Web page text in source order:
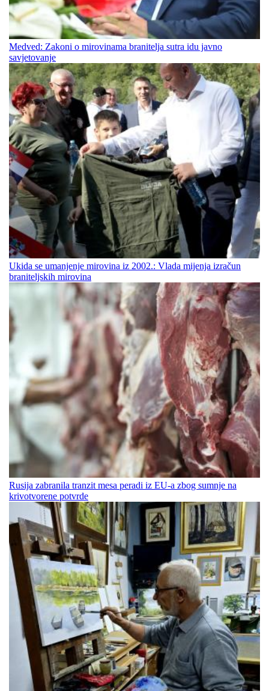
Medved: Zakoni o mirovinama branitelja sutra idu javno
savjetovanje
Ukida se umanjenje mirovina iz 2002.: Vlada mijenja izračun
braniteljskih mirovina
Rusija zabranila tranzit mesa peradi iz EU-a zbog sumnje na
krivotvorene potvrde